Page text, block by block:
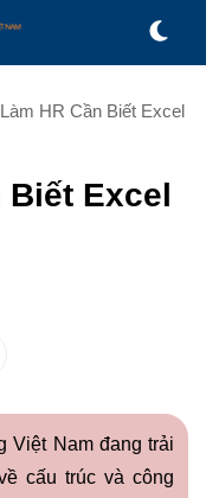
HR Cần Biết Excel
Biết Excel
Việt Nam đang trải
cấu trúc và công